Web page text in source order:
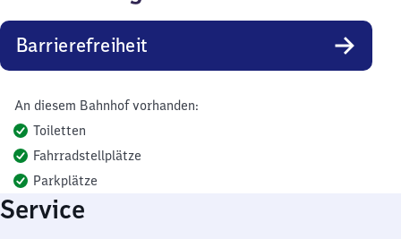
Barrierefreiheit
An diesem Bahnhof vorhanden:
Toiletten
Fahrradstellplätze
Parkplätze
Service